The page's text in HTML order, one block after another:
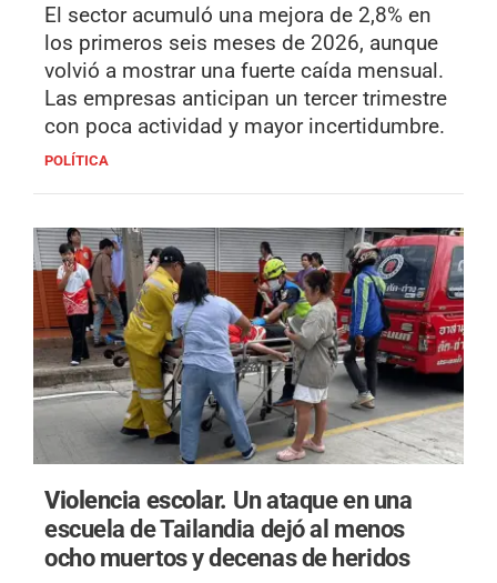
El sector acumuló una mejora de 2,8% en
los primeros seis meses de 2026, aunque
volvió a mostrar una fuerte caída mensual.
Las empresas anticipan un tercer trimestre
con poca actividad y mayor incertidumbre.
POLÍTICA
Violencia escolar. Un ataque en una
escuela de Tailandia dejó al menos
ocho muertos y decenas de heridos